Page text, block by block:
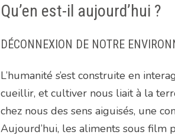
Qu’en est-il aujourd’hui ?
DÉCONNEXION DE NOTRE
L’humanité s’est construite en
cueillir, et cultiver nous liait à la
chez nous des sens aiguisés, une
Aujourd’hui, les aliments sous film